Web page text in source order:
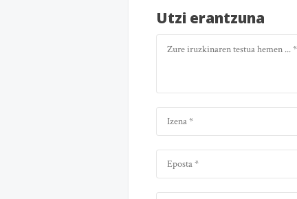
Utzi erantzuna